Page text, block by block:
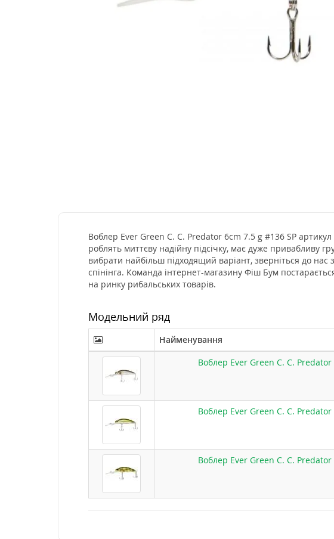
Воблер Ever Green C. C. Predator 6cm 7.5 g #136 SP
роблять миттєву надійну підсічку, має дуже привабливу
вибрати найбільш підходящий варіант, зверніться до
спінінга. Команда інтернет-магазину Фіш Бум
на ринку рибальських товарів.
Модельний ряд
Найменування
Воблер Ever Green C. C.
Воблер Ever Green C. C.
Воблер Ever Green C. C.